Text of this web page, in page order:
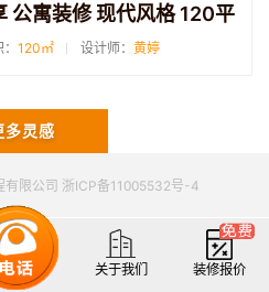
公寓装修 现代风格 120平
120㎡ 设计师： 黄婷
多灵感
限公司 浙ICP备11005532号-4
关于我们 装修报价